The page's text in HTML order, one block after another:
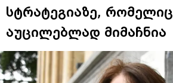
სტრატეგიაზე, რომელიც
აუცილებლად მიმაჩნია